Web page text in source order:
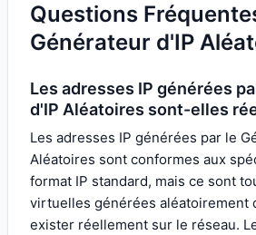
Questions
Générateur d'IP
Les adresses IP générées
d'IP Aléatoires sont-elles
Les adresses IP générées par le
Aléatoires sont conformes aux
format IP standard, mais ce sont
virtuelles générées aléatoirement
exister réellement sur le réseau.